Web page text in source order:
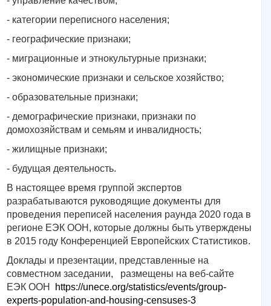
- категории переписного населения;
- географические признаки;
- миграционные и этнокультурные признаки;
- экономические признаки и сельское хозяйство;
- образовательные признаки;
- демографические признаки, признаки по
домохозяйствам и семьям и инвалидность;
- жилищные признаки;
- будущая деятельность.
В настоящее время группой экспертов
разрабатываются руководящие документы для
проведения переписей населения раунда 2020 года в
регионе ЕЭК ООН, которые должны быть утверждены
в 2015 году Конференцией Европейских Статистиков.
Доклады и презентации, представленные на
совместном заседании, размещены на веб-сайте
ЕЭК ООН
https://unece.org/statistics/events/group-
experts-population-and-housing-censuses-3